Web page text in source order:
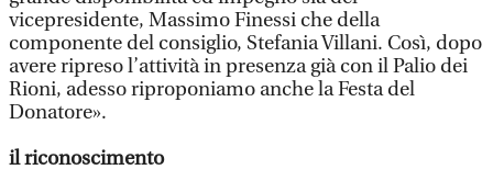
vicepresidente, Massimo Finessi che della
componente del consiglio, Stefania Villani. Così, dopo
avere ripreso l’attività in presenza già con il Palio dei
Rioni, adesso riproponiamo anche la Festa del
Donatore».
il riconoscimento